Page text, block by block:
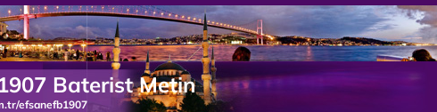
Baterist Metin
efsanefb1907